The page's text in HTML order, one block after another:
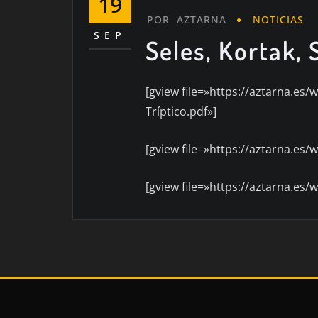
SEP
POR AZTARNA NOTICIAS
Seles, Kortak,
[gview file=»https://aztarna.es/
Tríptico.pdf»]
[gview file=»https://aztarna.es/
[gview file=»https://aztarna.es/